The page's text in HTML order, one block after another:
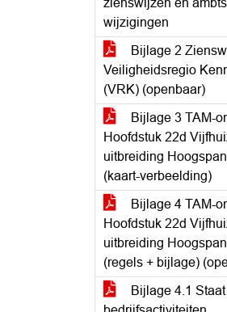
zienswijzen en
wijzigingen
Bijlage 2
Veiligheidsregio
(VRK) (openbaar)
Bijlage 3 TAM-
Hoofdstuk 22d
uitbreiding
(kaart-verbeelding)
Bijlage 4 TAM-
Hoofdstuk 22d
uitbreiding
(regels + bijlage)
Bijlage 4.1